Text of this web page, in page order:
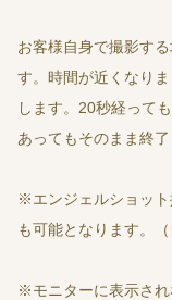
お客様自身で撮影す
す。時間が近くなり
します。20秒経って
あってもそのまま終
※エンジェルショッ
も可能となります。
※モニターに表示さ